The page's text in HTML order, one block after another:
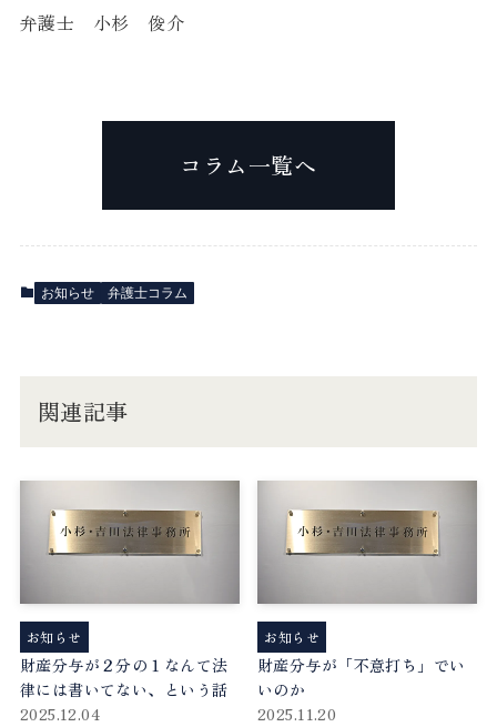
弁護士 小杉 俊介
コラム一覧へ
お知らせ 弁護士コラム
関連記事
財産分与が２分の１なんて法
律には書いてない、という話
2025.12.04
お知らせ
財産分与が「不意打ち」でい
いのか
2025.11.20
お知らせ